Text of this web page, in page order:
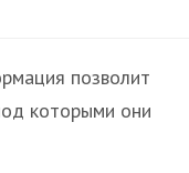
позволит
которыми они